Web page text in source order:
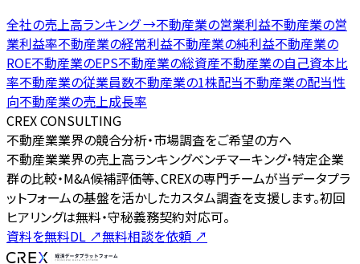
全社の売上高ランキング→不動産業の営業利益不動産業の営
業利益率不動産業の経常利益不動産業の純利益不動産業の
ROE不動産業のEPS不動産業の総資産不動産業の自己資本比
率不動産業の従業員数不動産業の1株配当不動産業の配当性
向不動産業の売上成長率
CREX CONSULTING
不動産業業界の競合分析・市場調査をご希望の方へ
不動産業業界の売上高ランキングベンチマーキング・特定企業
群の比較・M&A候補評価等、CREXの専門チームが当データプラ
ットフォームの基盤を活かしたカスタム調査を支援します。初回
ヒアリングは無料・守秘義務契約対応可。
資料を無料DL ↗無料相談を依頼 ↗